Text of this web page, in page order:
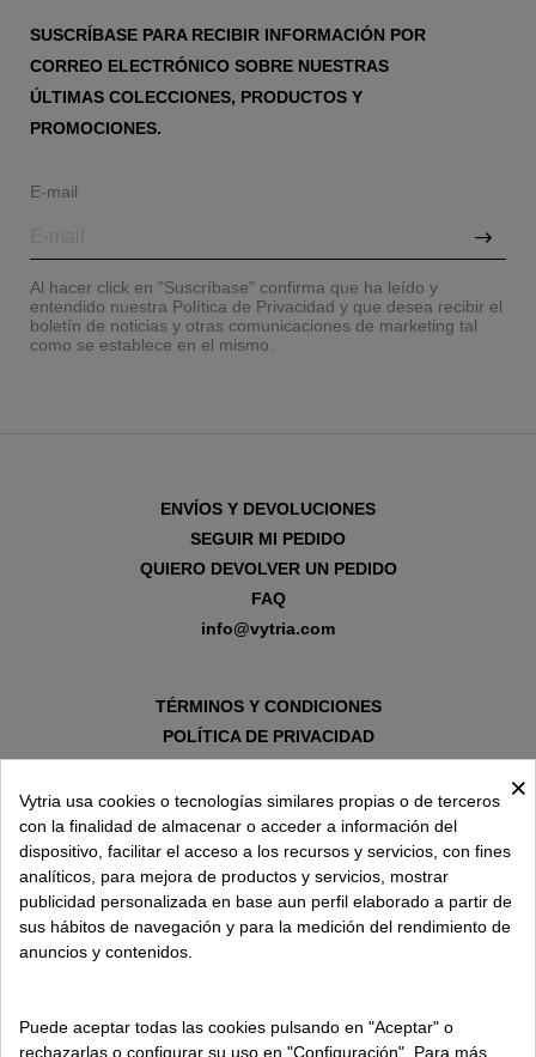
SUSCRÍBASE PARA RECIBIR INFORMACIÓN POR
CORREO ELECTRÓNICO SOBRE NUESTRAS
ÚLTIMAS COLECCIONES, PRODUCTOS Y
PROMOCIONES.
E-mail
Al hacer click en "Suscríbase" confirma que ha leído y
entendido nuestra Política de Privacidad y que desea recibir el
boletín de noticias y otras comunicaciones de marketing tal
como se establece en el mismo.
ENVÍOS Y DEVOLUCIONES
SEGUIR MI PEDIDO
QUIERO DEVOLVER UN PEDIDO
FAQ
info@vytria.com
TÉRMINOS Y CONDICIONES
POLÍTICA DE PRIVACIDAD
AVISO LEGAL
POLÍTICA DE COOKIES
SOBRE VYTRIA
×
Vytria usa cookies o tecnologías similares propias o de terceros
con la finalidad de almacenar o acceder a información del
dispositivo, facilitar el acceso a los recursos y servicios, con fines
analíticos, para mejora de productos y servicios, mostrar
publicidad personalizada en base aun perfil elaborado a partir de
sus hábitos de navegación y para la medición del rendimiento de
anuncios y contenidos.
Puede aceptar todas las cookies pulsando en "Aceptar" o
rechazarlas o configurar su uso en "Configuración". Para más